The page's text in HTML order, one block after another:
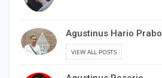
Agustinus Hario
VIEW ALL POSTS